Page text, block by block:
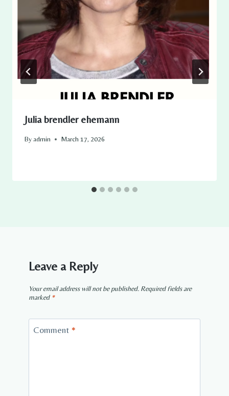
Julia brendler ehemann
By admin March 17, 2026
Leave a Reply
Your email address will not be published. Required fields are
marked *
Comment *